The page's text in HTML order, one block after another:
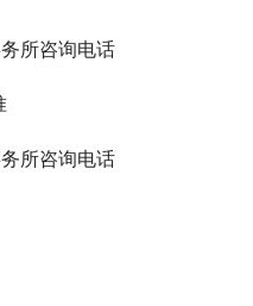
所咨询电话
所咨询电话